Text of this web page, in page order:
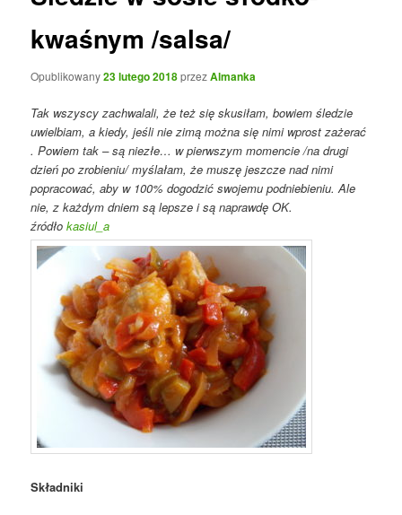
kwaśnym /salsa/
Opublikowany23 lutego 2018przezAlmanka
Tak wszyscy zachwalali, że też się skusiłam, bowiem śledzie
uwielbiam, a kiedy, jeśli nie zimą można się nimi wprost zażerać
. Powiem tak – są niezłe… w pierwszym momencie /na drugi
dzień po zrobieniu/ myślałam, że muszę jeszcze nad nimi
popracować, aby w 100% dogodzić swojemu podniebieniu. Ale
nie, z każdym dniem są lepsze i są naprawdę OK.
źródłokasiul_a
Składniki